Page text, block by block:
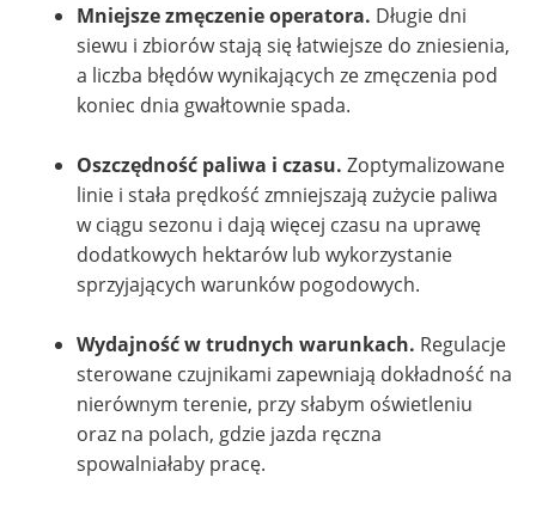
Mniejsze zmęczenie operatora. Długie dni
siewu i zbiorów stają się łatwiejsze do zniesienia,
a liczba błędów wynikających ze zmęczenia pod
koniec dnia gwałtownie spada.
Oszczędność paliwa i czasu. Zoptymalizowane
linie i stała prędkość zmniejszają zużycie paliwa
w ciągu sezonu i dają więcej czasu na uprawę
dodatkowych hektarów lub wykorzystanie
sprzyjających warunków pogodowych.
Wydajność w trudnych warunkach. Regulacje
sterowane czujnikami zapewniają dokładność na
nierównym terenie, przy słabym oświetleniu
oraz na polach, gdzie jazda ręczna
spowalniałaby pracę.